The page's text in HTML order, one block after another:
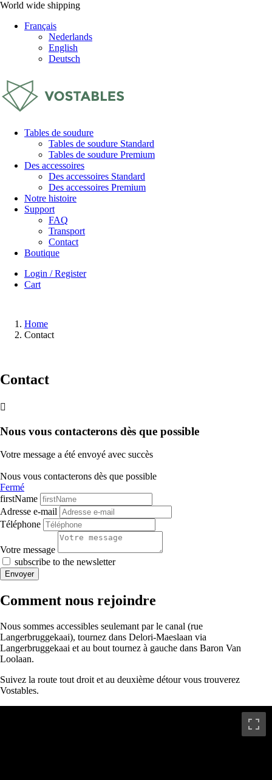
World wide shipping
Français
Nederlands
English
Deutsch
Tables de soudure
Tables de soudure Standard
Tables de soudure Premium
Des accessoires
Des accessoires Standard
Des accessoires Premium
Notre histoire
Support
FAQ
Transport
Contact
Boutique
Login / Register
Cart
Home
Contact
Contact

Nous vous contacterons dès que possible
Votre message a été envoyé avec succès
Nous vous contacterons dès que possible
Fermé
firstName
Adresse e-mail
Téléphone
Votre message
subscribe to the newsletter
Envoyer
Comment nous rejoindre
Nous sommes accessibles seulemant par le canal (rue
Langerbruggekaai), tournez dans Delori-Maeslaan via
Langerbruggekaai et au bout tournez à gauche dans Baron Van
Loolaan.
Suivez la route tout droit et au deuxième détour vous trouverez
Vostables.